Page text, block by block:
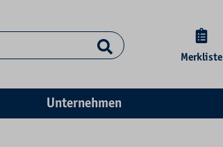
Merkliste
Unternehmen